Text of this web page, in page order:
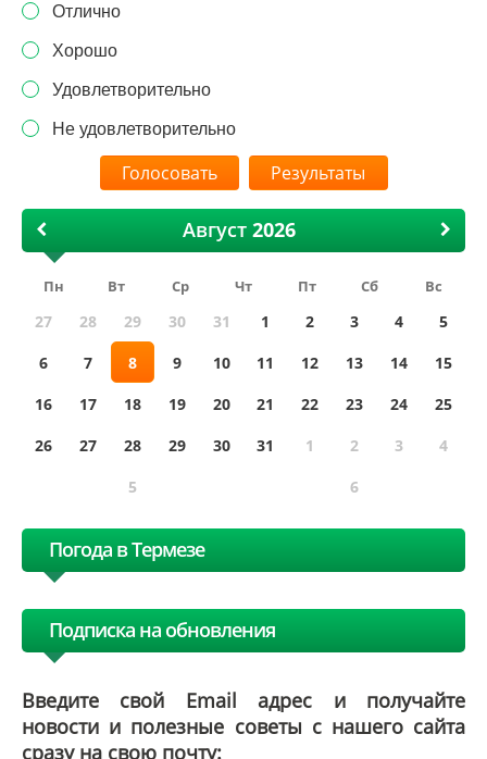
Отлично
Хорошо
Удовлетворительно
Не удовлетворительно
Результаты
Август
Пн Вт Ср Чт Пт Сб Вс
27 28 29 30 31 1 2 3 4
5
6
7 8 9 10 11 12 13 14
15
16
17 18 19 20 21 22 23 24
25
26
27 28 29 30 31 1 2 3
4
5
6
Погода в Термезе
Подписка на обновления
Введите свой Email адрес и получайте
новости и полезные советы с нашего сайта
сразу на свою почту: